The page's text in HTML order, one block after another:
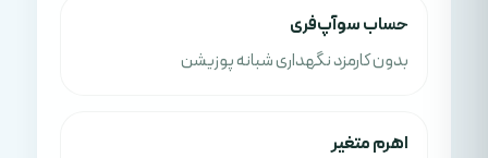
حساب سوآپ‌فری
بدون کارمزد نگهداری شبانه پوزیشن
اهرم متغیر